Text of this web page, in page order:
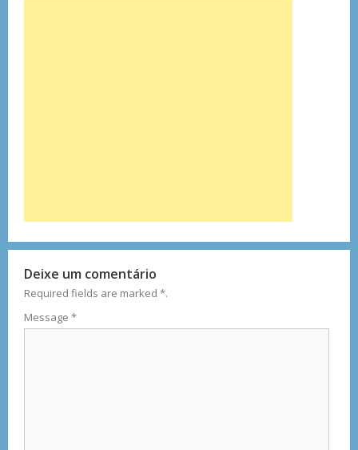
Deixe um comentário
Required fields are marked *.
Message *